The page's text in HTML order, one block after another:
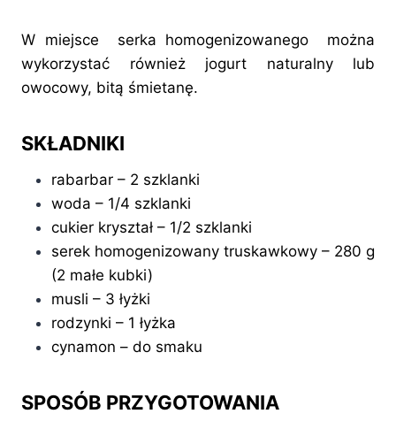
W miejsce serka homogenizowanego można
wykorzystać również jogurt naturalny lub
owocowy, bitą śmietanę.
SKŁADNIKI
rabarbar – 2 szklanki
woda – 1/4 szklanki
cukier kryształ – 1/2 szklanki
serek homogenizowany truskawkowy – 280 g
(2 małe kubki)
musli – 3 łyżki
rodzynki – 1 łyżka
cynamon – do smaku
SPOSÓB PRZYGOTOWANIA